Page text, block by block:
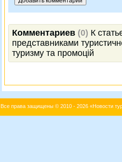
Комментариев (0) К
представниками
туризму та промоцій
Все права защищены © 2010 - 2026 «Новости